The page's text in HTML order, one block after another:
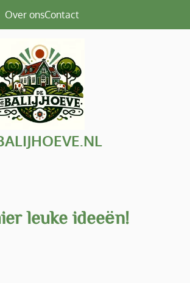
Over onsContact
leuke ideeën!